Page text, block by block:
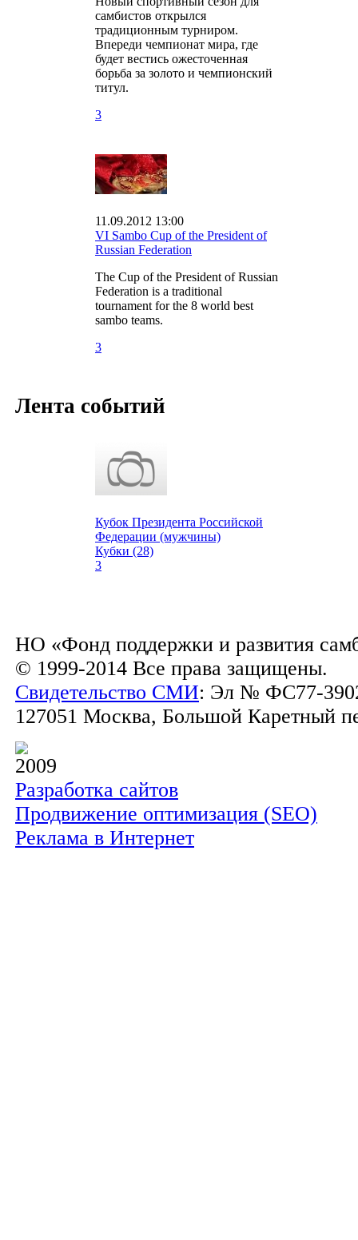
самбистов открылся
традиционным турниром.
Впереди чемпионат мира, где
будет вестись ожесточенная
борьба за золото и чемпионский
титул.
3
11.09.2012 13:00
VI Sambo Cup of the President of
Russian Federation
The Cup of the President of Russian
Federation is a traditional
tournament for the 8 world best
sambo teams.
3
Лента событий
Кубок Президента Российской
Федерации (мужчины)
Кубки (28)
3
НО «Фонд поддержки и развития
© 1999-2014 Все права защищены.
Свидетельство СМИ: Эл № ФС77-
127051 Москва, Большой Каретный
2009
Разработка сайтов
Продвижение оптимизация (SEO)
Реклама в Интернет